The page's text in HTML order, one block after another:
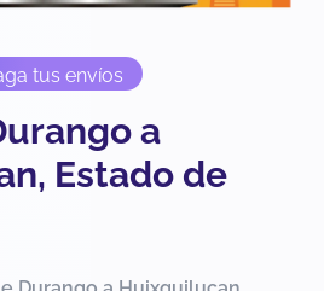
tus envíos
a
Estado de